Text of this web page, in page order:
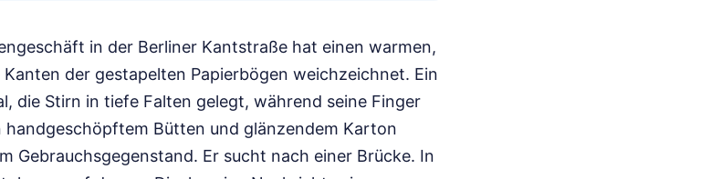
in der Berliner Kantstraße hat einen warmen,
der gestapelten Papierbögen weichzeichnet. Ein
die Stirn in tiefe Falten gelegt, während seine Finger
Bütten und glänzendem Karton
Gebrauchsgegenstand. Er sucht nach einer Brücke. In